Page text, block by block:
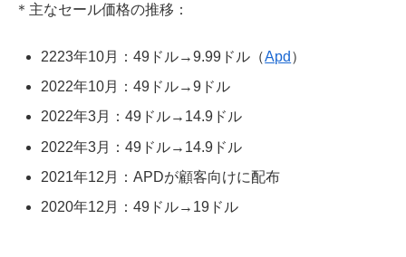
＊主なセール価格の推移：
2223年10月：49ドル→9.99ドル（Apd ）
2022年10月：49ドル→9ドル
2022年3月：49ドル→14.9ドル
2022年3月：49ドル→14.9ドル
2021年12月：APDが顧客向けに配布
2020年12月：49ドル→19ドル